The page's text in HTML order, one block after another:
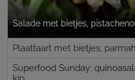
Salade met bietjes,
Plaattaart met bietjes,
Superfood Sunday: